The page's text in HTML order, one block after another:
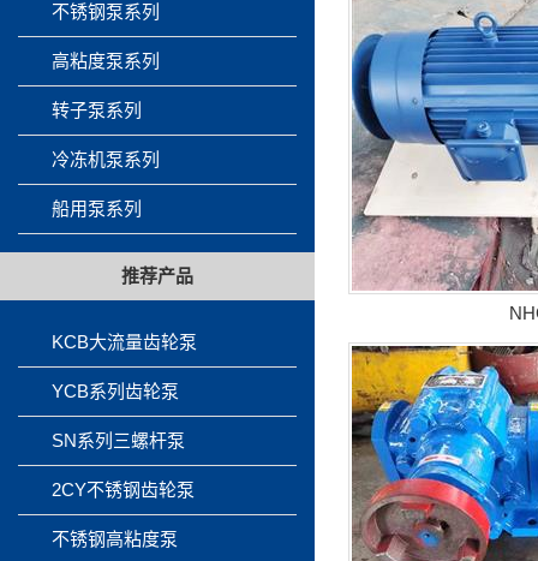
不锈钢泵系列
高粘度泵系列
转子泵系列
冷冻机泵系列
船用泵系列
推荐产品
KCB大流量齿轮泵
YCB系列齿轮泵
SN系列三螺杆泵
2CY不锈钢齿轮泵
不锈钢高粘度泵